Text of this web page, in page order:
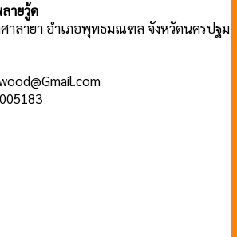
ายวู้ด
าลายา อำเภอพุทธมณฑล จังหวัดนครปฐม